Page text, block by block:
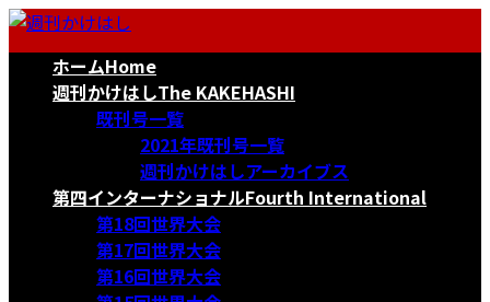
コ
ナ
ホームHome
週刊かけはしThe KAKEHASHI
既刊号一覧
2021年既刊号一覧
週刊かけはしアーカイブス
第四インターナショナルFourth International
第18回世界大会
第17回世界大会
第16回世界大会